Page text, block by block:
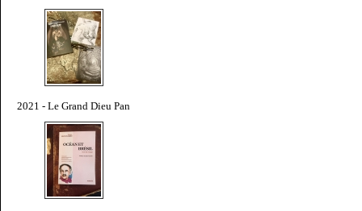
2021 - Le Grand Dieu Pan